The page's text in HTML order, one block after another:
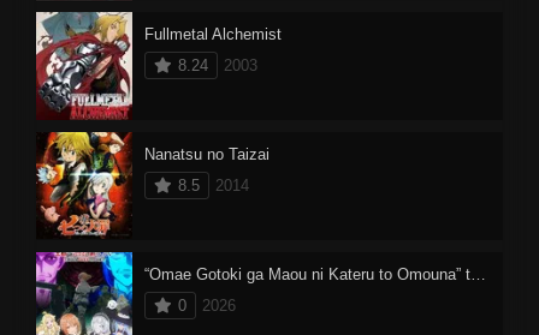
Fullmetal Alchemist
8.24
2003
Nanatsu no Taizai
8.5
2014
“Omae Gotoki ga Maou ni Kateru to Omouna” to Yuusha Party wo Tsuihou sareta node, Outo de Kimama ni Kurashitai
0
2026